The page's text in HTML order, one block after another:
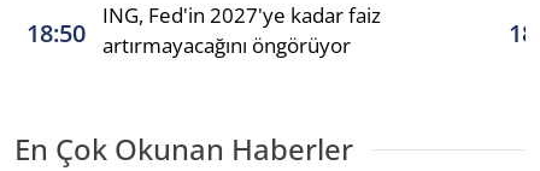
18:50
ING, Fed'in 2027'ye kadar faiz
artırmayacağını öngörüyor
En Çok Okunan Haberler